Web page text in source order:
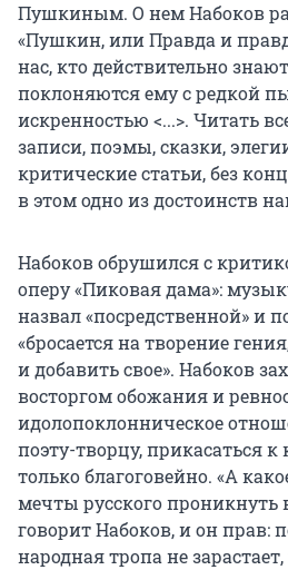
Пушкиным. О нем Набоков
«Пушкин, или Правда и
нас, кто действительно
поклоняются ему с редкой
искренностью <...>. Читать
записи, поэмы, сказки,
критические статьи, без
в этом одно из достоинств
Набоков обрушился с
оперу «Пиковая дама»:
назвал «посредственной» и
«бросается на творение
и добавить свое». Набоков
восторгом обожания и
идолопоклонническое
поэту-творцу, прикасаться
только благоговейно. «А
мечты русского
говорит Набоков, и он прав:
народная тропа не